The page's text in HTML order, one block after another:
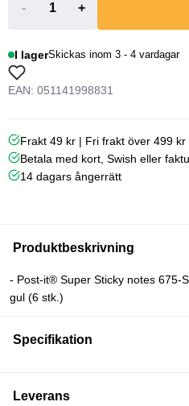
- +
I lagerSkickas inom 3 - 4 vardagar
EAN: 051141998831
Frakt 49 kr | Fri frakt över 499 kr
Betala med kort, Swish eller
14 dagars ångerrätt
Produktbeskrivning
- Post-it® Super Sticky notes 675-
gul (6 stk.)
Specifikation
Leverans